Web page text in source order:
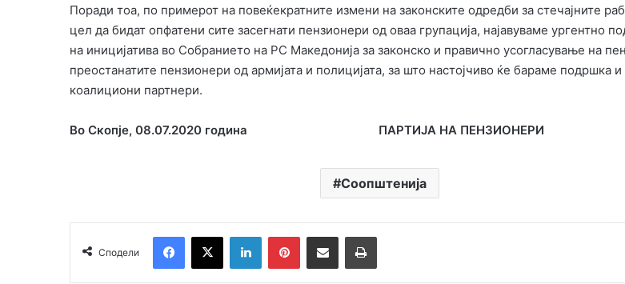
Поради тоа, по примерот на повеќекратните измени на законските одредби за стечајните
цел да бидат опфатени сите засегнати пензионери од оваа групација, најавуваме ургентно
на иницијатива во Собранието на РС Македонија за законско и правично усогласување на
преостанатите пензионери од армијата и полицијата, за што настојчиво ќе бараме подршка
коалициони партнери.
Во Скопје, 08.07.2020 година ПАРТИЈА НА ПЕНЗИОНЕРИ
Соопштенија
Сподели